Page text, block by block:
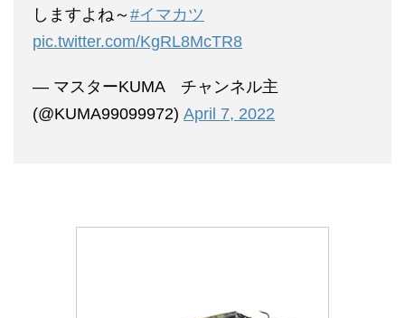
しますよね～ #イマカツ
pic.twitter.com/KgRL8McTR8
— マスターKUMA チャンネル主
(@KUMA99099972) April 7, 2022